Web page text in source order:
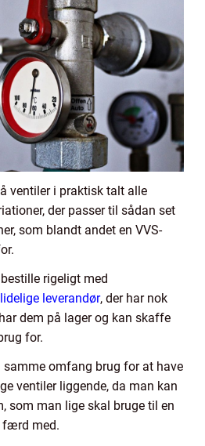
ventiler i praktisk talt alle
der passer til sådan set
som blandt andet en VVS-
rigeligt med
leverandør, der har nok
dem på lager og kan skaffe
for.
samme omfang brug for at have
ventiler liggende, da man kan
som man lige skal bruge til en
færd med.